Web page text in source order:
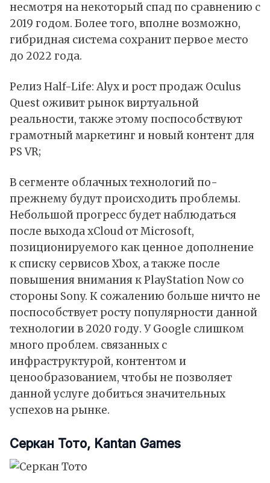
несмотря на некоторый спад по сравнению с
2019 годом. Более того, вполне возможно,
гибридная система сохранит первое место
до 2022 года.
Релиз Half-Life: Alyx и рост продаж Oculus
Quest оживит рынок виртуальной
реальности, также этому поспособствуют
грамотный маркетинг и новый контент для
PS VR;
В сегменте облачных технологий по-
прежнему будут происходить проблемы.
Небольшой прогресс будет наблюдаться
после выхода xCloud от Microsoft,
позиционируемого как ценное дополнение
к списку сервисов Xbox, а также после
повышения внимания к PlayStation Now со
стороны Sony. К сожалению больше ничто не
поспособствует росту популярности данной
технологии в 2020 году. У Google cлишком
много проблем. связанных с
инфраструктурой, контентом и
ценообразованием, чтобы не позволяет
данной услуге добиться значительных
успехов на рынке.
Серкан Тото, Kantan Games